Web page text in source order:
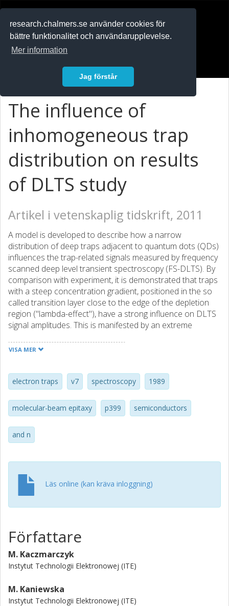
research.chalmers.se använder cookies för
bättre funktionalitet och användarupplevelse.
Mer information
Jag förstår
The influence of
inhomogeneous trap
distribution on results
of DLTS study
Artikel i vetenskaplig tidskrift, 2011
A model is developed to describe how a narrow
distribution of deep traps adjacent to quantum dots (QDs)
influences the trap-related signals measured by frequency
scanned deep level transient spectroscopy (FS-DLTS). By
comparison with experiment, it is demonstrated that traps
with a steep concentration gradient, positioned in the so
called transition layer close to the edge of the depletion
region ("lambda-effect"), have a strong influence on DLTS
signal amplitudes. This is manifested by an extreme
temperature is varied.
VISA MER
electron traps v7 spectroscopy 1989
molecular-beam epitaxy p399 semiconductors
and n
Läs online (kan kräva inloggning)
Författare
M. Kaczmarczyk
Instytut Technologii Elektronowej (ITE)
M. Kaniewska
Instytut Technologii Elektronowej (ITE)